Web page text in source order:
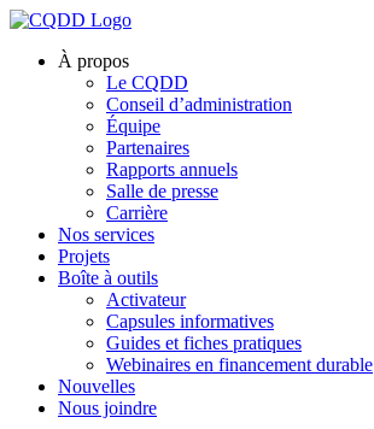
À propos
Le CQDD
Conseil d’administration
Équipe
Partenaires
Rapports annuels
Salle de presse
Carrière
Nos services
Projets
Boîte à outils
Activateur
Capsules informatives
Guides et fiches pratiques
Webinaires en financement durable
Nouvelles
Nous joindre